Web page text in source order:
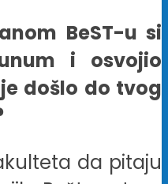
BeST-u si
i osvojio
došlo do tvog
da pitaju